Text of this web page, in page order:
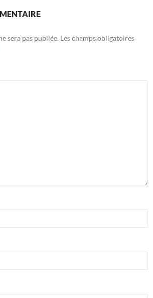
sera pas publiée. Les champs obligatoires